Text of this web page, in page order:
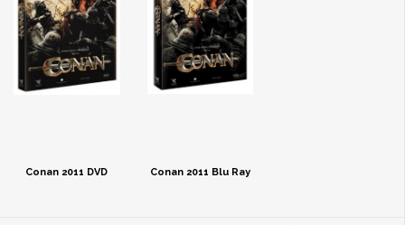
Conan 2011 DVD Conan 2011 Blu Ray